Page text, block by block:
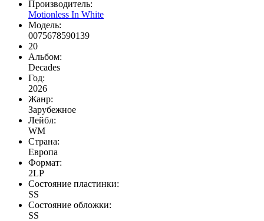
Производитель:
Motionless In White
Модель:
0075678590139
20
Альбом:
Decades
Год:
2026
Жанр:
Зарубежное
Лейбл:
WM
Страна:
Европа
Формат:
2LP
Состояние пластинки:
SS
Состояние обложки:
SS